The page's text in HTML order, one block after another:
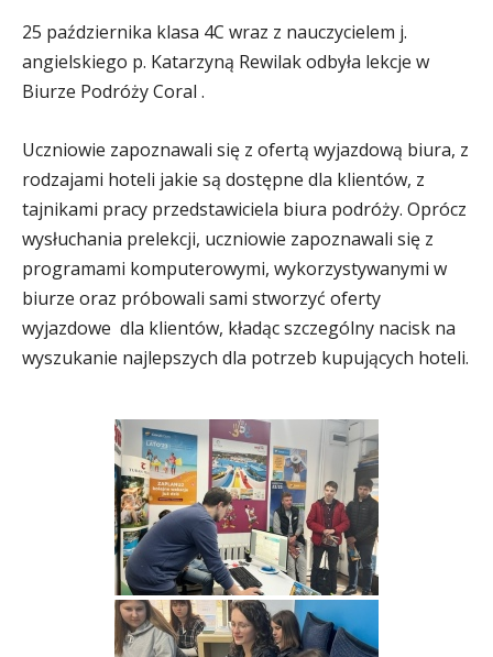
25 października klasa 4C wraz z nauczycielem j.
angielskiego p. Katarzyną Rewilak odbyła lekcje w
Biurze Podróży Coral .
Uczniowie zapoznawali się z ofertą wyjazdową biura, z
rodzajami hoteli jakie są dostępne dla klientów, z
tajnikami pracy przedstawiciela biura podróży. Oprócz
wysłuchania prelekcji, uczniowie zapoznawali się z
programami komputerowymi, wykorzystywanymi w
biurze oraz próbowali sami stworzyć oferty
wyjazdowe dla klientów, kładąc szczególny nacisk na
wyszukanie najlepszych dla potrzeb kupujących hoteli.